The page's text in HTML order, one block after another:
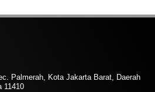
Palmerah, Kota Jakarta Barat, Daerah
11410